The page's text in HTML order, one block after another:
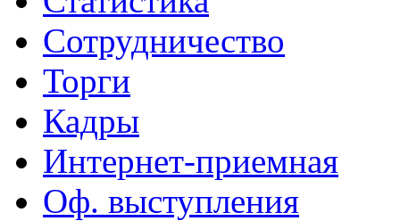
Сотрудничество
Торги
Кадры
Интернет-приемная
Оф. выступления